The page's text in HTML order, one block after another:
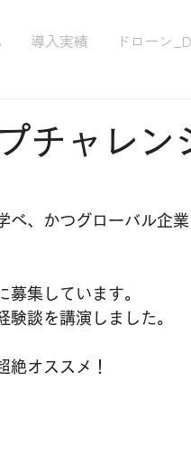
導入実績 ドローン
チャレン
べ、かつグローバル企
集しています。
談を講演しました。
絶オススメ！